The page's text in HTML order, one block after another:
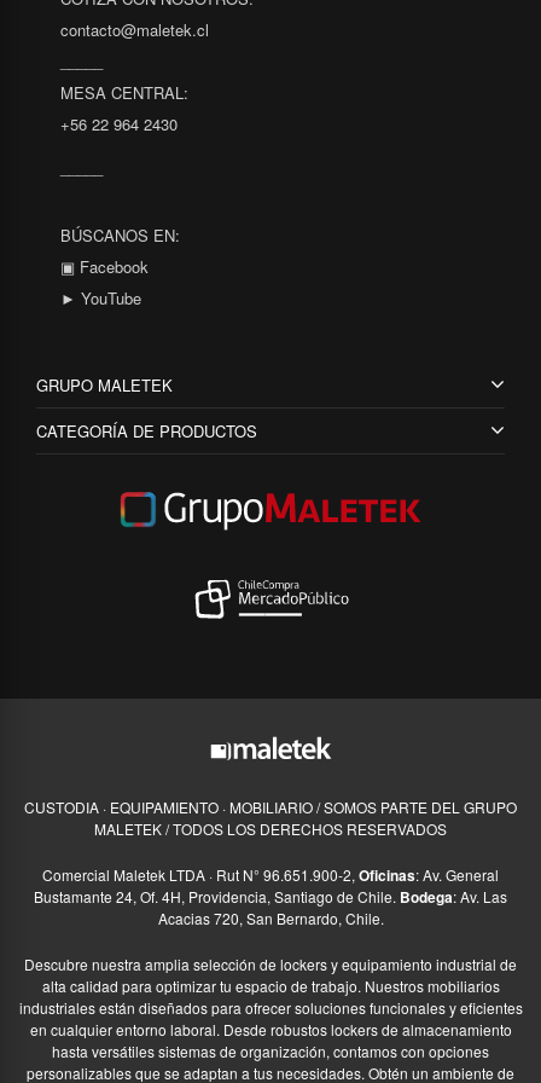
contacto@maletek.cl
MESA CENTRAL:
+56 22 964 2430
BÚSCANOS EN:
▣ Facebook
► YouTube
GRUPO MALETEK
CATEGORÍA DE PRODUCTOS
CUSTODIA · EQUIPAMIENTO · MOBILIARIO / SOMOS PARTE DEL GRUPO
MALETEK / TODOS LOS DERECHOS RESERVADOS
Comercial Maletek LTDA · Rut N° 96.651.900-2, Oficinas: Av. General
Bustamante 24, Of. 4H, Providencia, Santiago de Chile. Bodega: Av. Las
Acacias 720, San Bernardo, Chile.
Descubre nuestra amplia selección de lockers y equipamiento industrial de
alta calidad para optimizar tu espacio de trabajo. Nuestros mobiliarios
industriales están diseñados para ofrecer soluciones funcionales y eficientes
en cualquier entorno laboral. Desde robustos lockers de almacenamiento
hasta versátiles sistemas de organización, contamos con opciones
personalizables que se adaptan a tus necesidades. Obtén un ambiente de